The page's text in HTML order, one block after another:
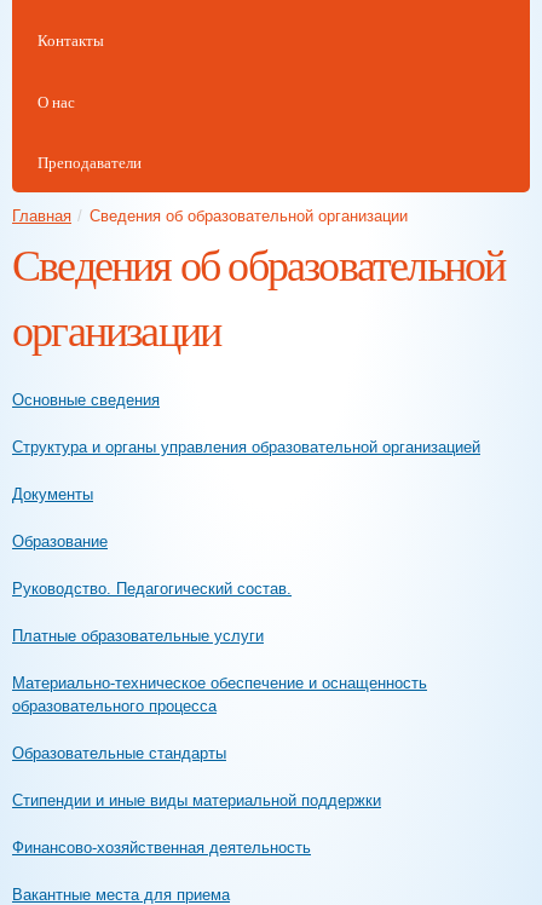
Контакты
О нас
Преподаватели
Главная / Сведения об образовательной организации
Сведения об образовательной
организации
Основные сведения
Структура и органы управления образовательной организацией
Документы
Образование
Руководство. Педагогический состав.
Платные образовательные услуги
Материально-техническое обеспечение и оснащенность
образовательного процесса
Образовательные стандарты
Стипендии и иные виды материальной поддержки
Финансово-хозяйственная деятельность
Вакантные места для приема